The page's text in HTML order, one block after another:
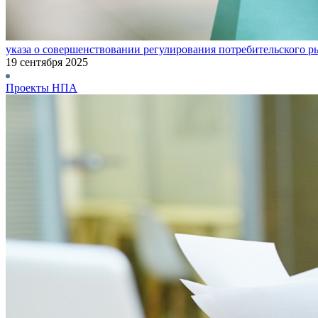
указа о совершенствовании регулирования потребительского
19 сентября 2025
Проекты НПА